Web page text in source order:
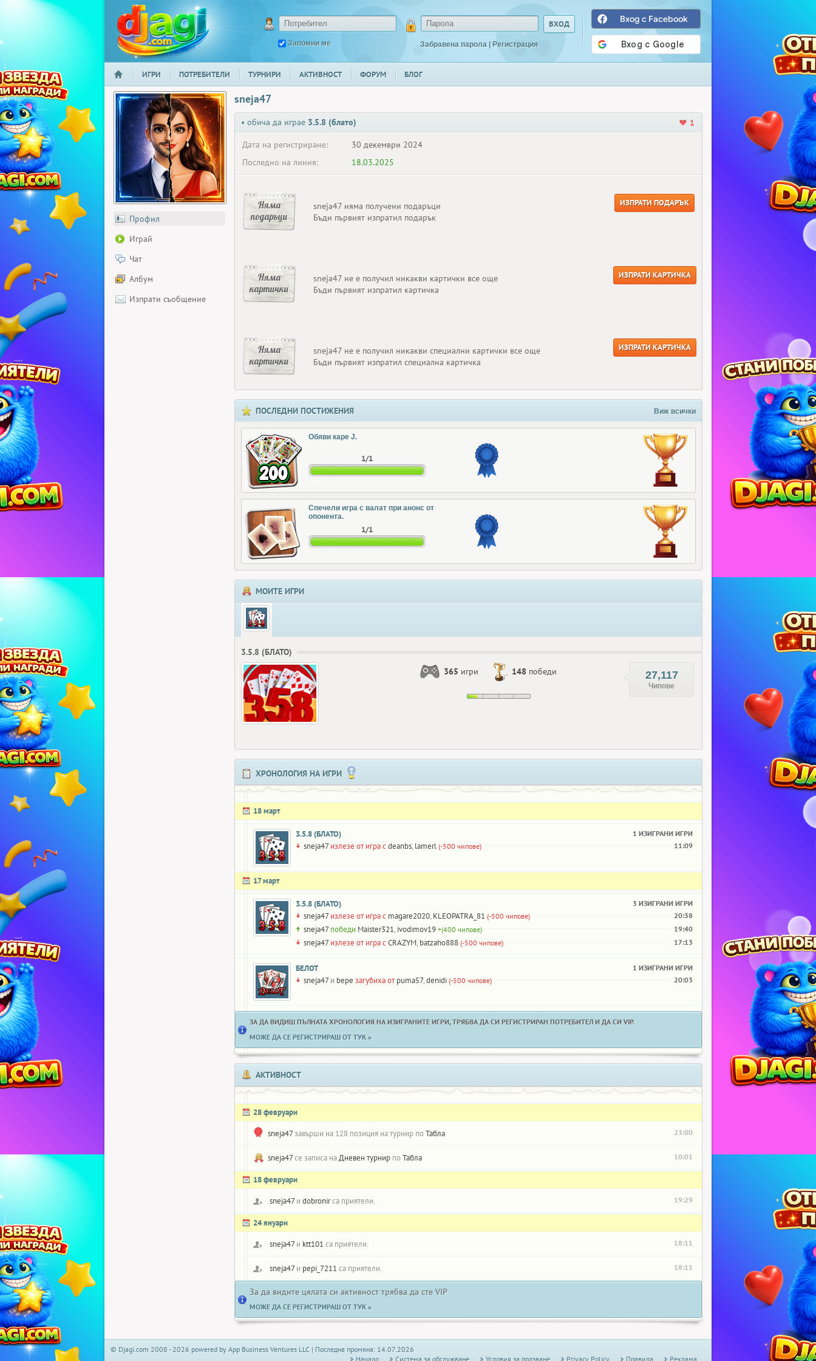
djagi.com
Запомни ме Забравена парола | Регистрация
Вход с Facebook
НАЧАЛО
ИГРИ ПОТРЕБИТЕЛИ ТУРНИРИ АКТИВНОСТ ФОРУМ БЛОГ
Профил
Играй
Чат
Албум
Изпрати съобщение
sneja47
• обича да играе 3.5.8 (блато)
1
Дата на регистриране:
30 декември 2024
Последно на линия:
18.03.2025
Няма
подаръци
sneja47 няма получени подаръци
Бъди първият изпратил подарък
ИЗПРАТИ ПОДАРЪК
Няма
картички
sneja47 не е получил никакви картички все още
Бъди първият изпратил картичка
ИЗПРАТИ КАРТИЧКА
Няма
картички
sneja47 не е получил никакви специални картички все още
Бъди първият изпратил специална картичка
ИЗПРАТИ КАРТИЧКА
ПОСЛЕДНИ ПОСТИЖЕНИЯ Виж всички
Обяви каре J.
1/1
Спечели игра с валат при анонс от
опонента.
1/1
МОИТЕ ИГРИ
3.5.8 (БЛАТО)
365 игри 148 победи 27,117
Чипове
ХРОНОЛОГИЯ НА ИГРИ
18 март
3.5.8 (БЛАТО) 1 ИЗИГРАНИ ИГРИ
sneja47 излезе от игра сdeanbs, lamerl (-500 чипове) 11:09
17 март
3.5.8 (БЛАТО) 3 ИЗИГРАНИ ИГРИ
sneja47 излезе от игра с magare2020, KLEOPATRA_81 (-500 чипове) 20:38
sneja47 победи Maister321, ivodimov19 +(400 чипове) 19:40
sneja47 излезе от игра сCRAZYM, batzaho888 (-500 чипове) 17:13
БЕЛОТ 1 ИЗИГРАНИ ИГРИ
sneja47и bepe загубиха от puma57,denidi (-500 чипове) 20:03
ЗА ДА ВИДИШ ПЪЛНАТА ХРОНОЛОГИЯ НА ИЗИГРАНИТЕ ИГРИ, ТРЯБВА ДА СИ РЕГИСТРИРАН ПОТРЕБИТЕЛ И ДА СИ VIP.
МОЖЕ ДА СЕ РЕГИСТРИРАШ ОТ ТУК »
АКТИВНОСТ
28 февруари
sneja47завърши на 128 позиция на турнир поТабла 23:00
sneja47се записа наДневен турнир поТабла 10:01
18 февруари
sneja47и dobronirса приятели. 19:29
24 януари
sneja47и ktt101 са приятели. 18:11
sneja47и pepi_7211 са приятели. 18:11
За да видите цялата си активност трябва да сте VIP
МОЖЕ ДА СЕ РЕГИСТРИРАШ ОТ ТУК »
© Djagi.com 2008 - 2026 powered by App Business Ventures LLC | Последна промяна: 14.07.2026
Начало
Системa за обслужване Условия за ползване Privacy Policy Правила Реклама